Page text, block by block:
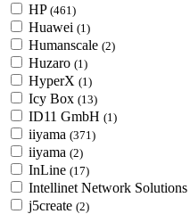
HP (461)
Huawei (1)
Humanscale (2)
Huzaro (1)
HyperX (1)
Icy Box (13)
ID11 GmbH (1)
iiyama (371)
iiyama (2)
InLine (17)
Intellinet Network Solutions
j5create (2)